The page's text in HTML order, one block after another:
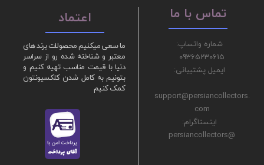
ما سعی میکنیم محصولات برند های
معتبر و شناخته شده رو از سراسر
دنیا با قیمت مناسب تهیه کنیم و
بتونیم به کامل شدن کلکسیونتون
کمک کنیم
شماره واتساپ:
09365230615
ایمیل پشتیبانی:
support@persiancollectors.
com
اینستاگرام:
@persiancollectors
تماس با ما اعتماد